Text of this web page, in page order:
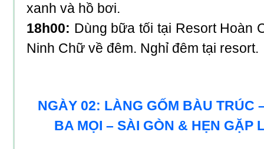
xanh và hồ bơi.
18h00: Dùng bữa tối tại Resort Hoàn
Ninh Chữ về đêm. Nghỉ đêm tại resort.
NGÀY 02: LÀNG GỐM BÀU TRÚC
BA MỌI – SÀI GÒN & HẸN GẶP